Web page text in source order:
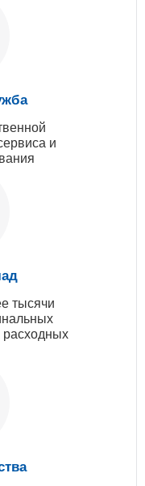
и
тысячи
расходных